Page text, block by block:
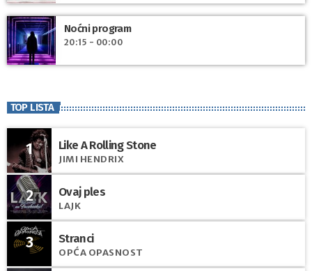
Noćni program
20:15 - 00:00
TOP LISTA
1 Like A Rolling Stone
JIMI HENDRIX
2 Ovaj ples
LAJK
3 Stranci
OPĆA OPASNOST